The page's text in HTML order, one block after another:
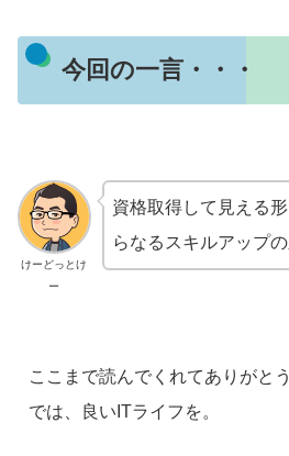
今回の一言・・・
けーどっとけ
ー
資格取得して見える
らなるスキルアップ
ここまで読んでくれてありがとう
では、良いITライフを。